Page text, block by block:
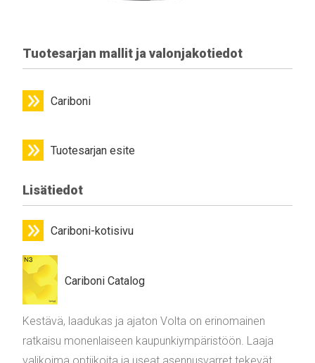
Tuotesarjan mallit ja valonjakotiedot
Cariboni
Tuotesarjan esite
Lisätiedot
Cariboni-kotisivu
Cariboni Catalog
Kestävä, laadukas ja ajaton Volta on erinomainen
ratkaisu monenlaiseen kaupunkiympäristöön. Laaja